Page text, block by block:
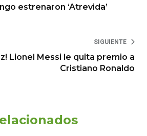
estrenaron ‘Atrevida’
SIGUIENTE
Lionel Messi le quita premio a
Cristiano Ronaldo